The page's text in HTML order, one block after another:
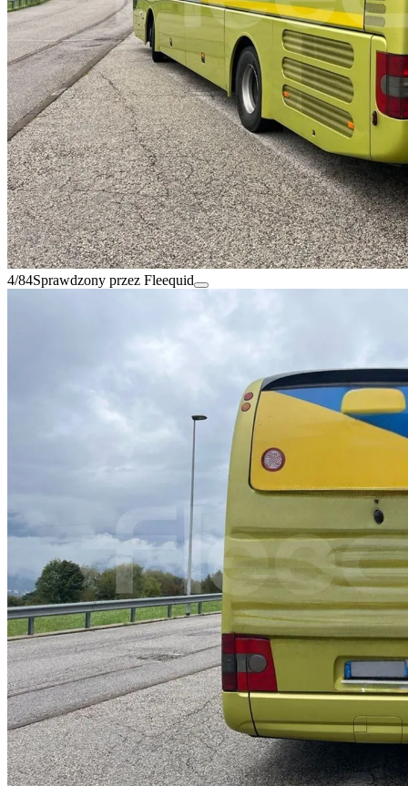
4/84Sprawdzony przez Fleequid